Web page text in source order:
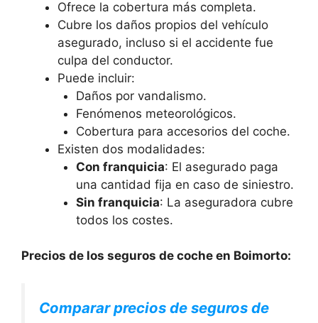
Ofrece la cobertura más completa.
Cubre los daños propios del vehículo
asegurado, incluso si el accidente fue
culpa del conductor.
Puede incluir:
Daños por vandalismo.
Fenómenos meteorológicos.
Cobertura para accesorios del coche.
Existen dos modalidades:
Con franquicia: El asegurado paga
una cantidad fija en caso de siniestro.
Sin franquicia: La aseguradora cubre
todos los costes.
Precios de los seguros de coche en Boimorto:
Comparar precios de seguros de